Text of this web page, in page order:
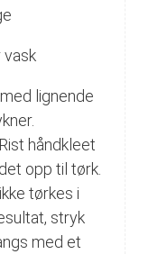
vask
lignende
håndkleet
opp til tørk.
tørkes i
stryk
med et